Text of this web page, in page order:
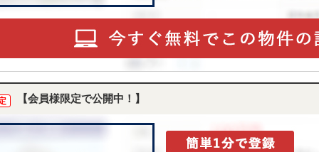
【会員様限定で公開中！】